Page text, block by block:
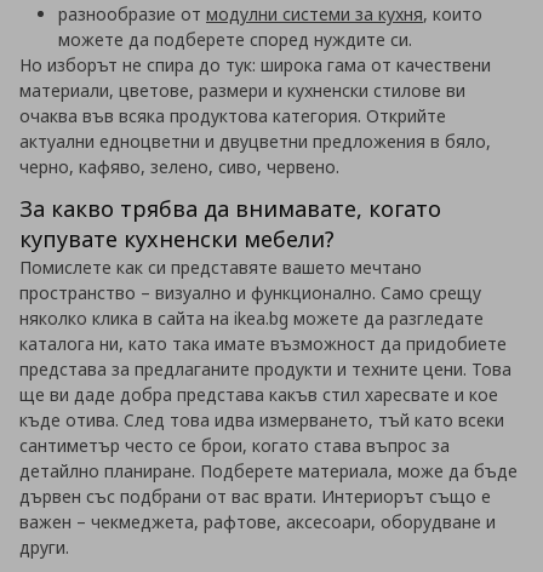
разнообразие от модулни системи за кухня, които
можете да подберете според нуждите си.
Но изборът не спира до тук: широка гама от качествени
материали, цветове, размери и кухненски стилове ви
очаква във всяка продуктова категория. Открийте
актуални едноцветни и двуцветни предложения в бяло,
черно, кафяво, зелено, сиво, червено.
За какво трябва да внимавате, когато
купувате кухненски мебели?
Помислете как си представяте вашето мечтано
пространство – визуално и функционално. Само срещу
няколко клика в сайта на ikea.bg можете да разгледате
каталога ни, като така имате възможност да придобиете
представа за предлаганите продукти и техните цени. Това
ще ви даде добра представа какъв стил харесвате и кое
къде отива. След това идва измерването, тъй като всеки
сантиметър често се брои, когато става въпрос за
детайлно планиране. Подберете материала, може да бъде
дървен със подбрани от вас врати. Интериорът също е
важен – чекмеджета, рафтове, аксесоари, оборудване и
други.